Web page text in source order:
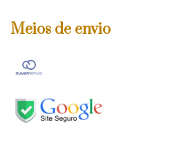
Meios de envio